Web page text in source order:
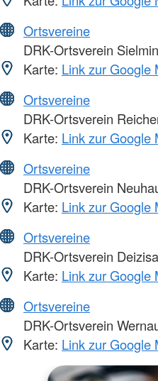
Ortsvereine
DRK-Ortsverein
Karte: Link zur Google
Ortsvereine
DRK-Ortsverein
Karte: Link zur Google
Ortsvereine
DRK-Ortsverein
Karte: Link zur Google
Ortsvereine
DRK-Ortsverein
Karte: Link zur Google
Ortsvereine
DRK-Ortsverein
Karte: Link zur Google